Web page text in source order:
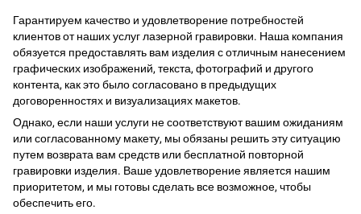
Гарантируем качество и удовлетворение потребностей
клиентов от наших услуг лазерной гравировки. Наша компания
обязуется предоставлять вам изделия с отличным нанесением
графических изображений, текста, фотографий и другого
контента, как это было согласовано в предыдущих
договоренностях и визуализациях макетов.
Однако, если наши услуги не соответствуют вашим ожиданиям
или согласованному макету, мы обязаны решить эту ситуацию
путем возврата вам средств или бесплатной повторной
гравировки изделия. Ваше удовлетворение является нашим
приоритетом, и мы готовы сделать все возможное, чтобы
обеспечить его.